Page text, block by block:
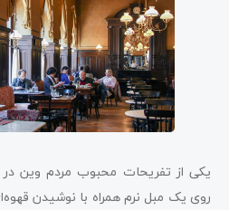
یکی از تفریحات محبوب مردم وین
روی یک مبل نرم همراه با نوشیدن